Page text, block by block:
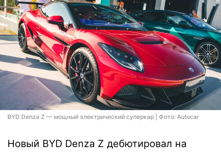
BYD Denza Z — мощный электрический суперкар | Фото: Autocar
Новый BYD Denza Z дебютировал на